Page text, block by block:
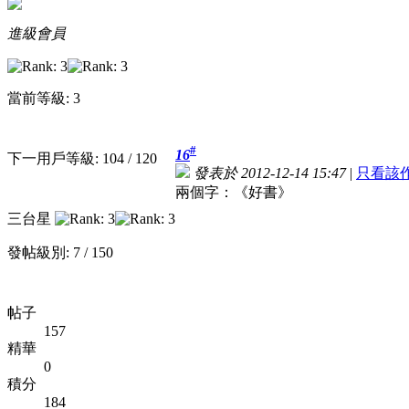
進級會員
當前等級: 3
下一用戶等級: 104 / 120
三台星
發帖級別: 7 / 150
帖子
157
精華
0
積分
184
16#
發表於 2012-12-14 15:47| 只看該
兩個字：《好書》